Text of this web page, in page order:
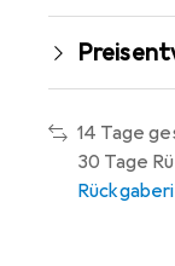
14 Tage
30 Tage